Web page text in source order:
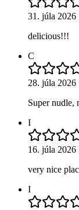
31. júla 2026
delicious!!!
C
28. júla 2026
Super nudle,
I
16. júla 2026
very nice
I